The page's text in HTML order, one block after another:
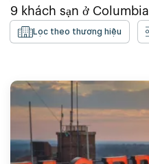
9 khách sạn ở Columbia
Lọc theo thương hiệu